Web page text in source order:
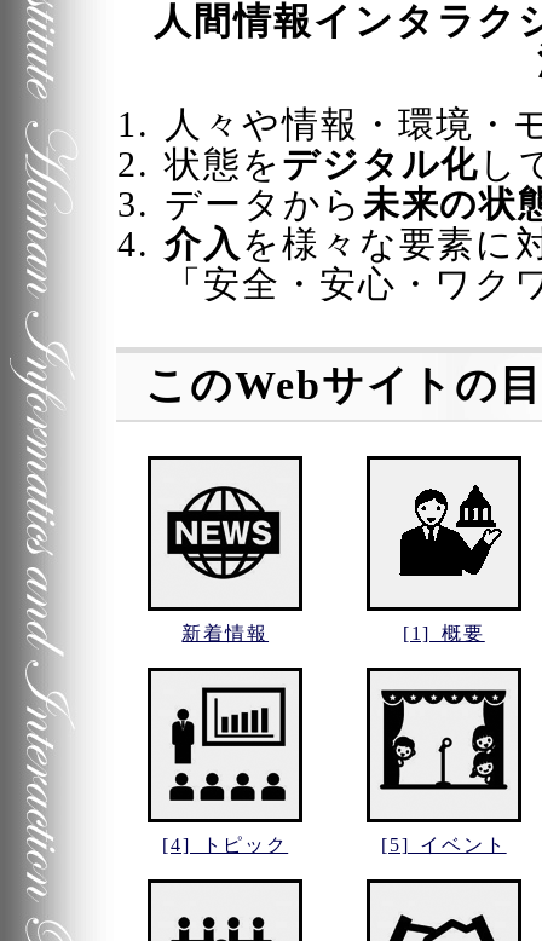
人間情報インタラク
人々や情報・環境・
状態を デジタル化 し
データから 未来の状
介入 を様々な要素に
安全・安心・ワク
このWebサイトの
新着情報 [1] 概要
[4] トピック [5] イベント